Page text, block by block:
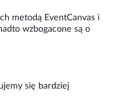
metodą EventCanvas i
wzbogacone są o
się bardziej